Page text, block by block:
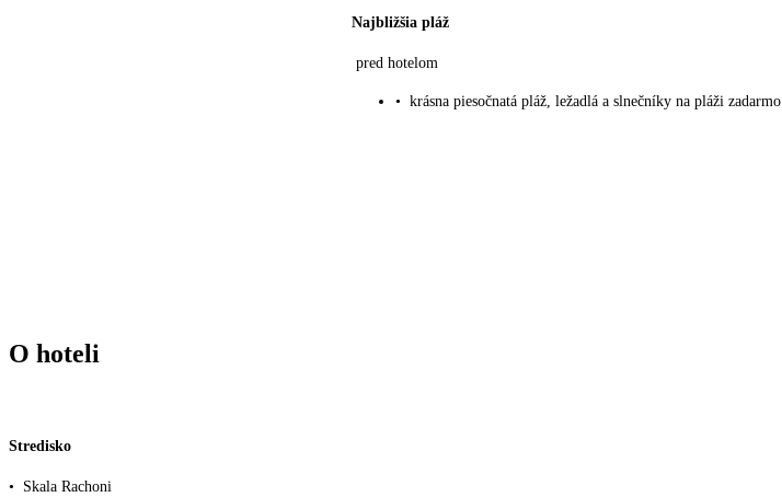
Najbližšia pláž
pred hotelom
• krásna piesočnatá pláž, ležadlá a slnečníky na pláži zadarmo
O hoteli
Stredisko
• Skala Rachoni